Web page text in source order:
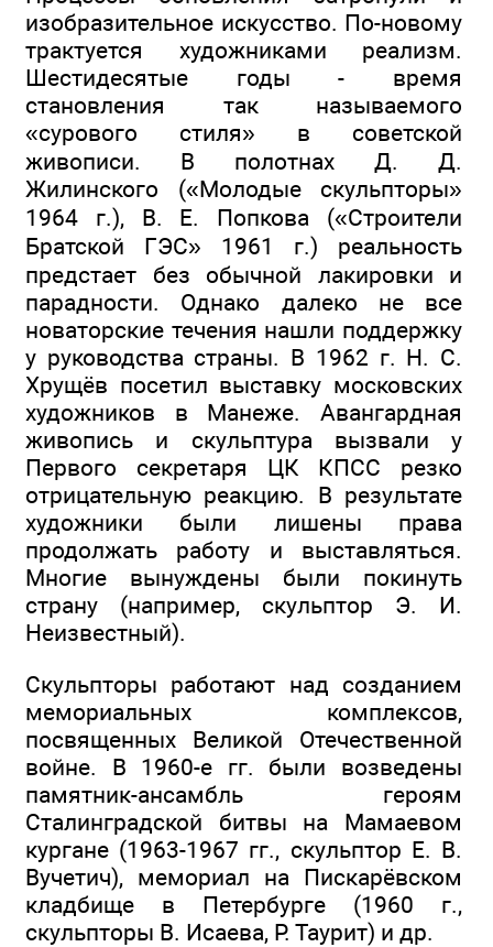
изобразительное искусство. По-новому
трактуется художниками реализм.
Шестидесятые годы - время
становления так называемого
«сурового стиля» в советской
живописи. В полотнах Д. Д.
Жилинского («Молодые скульпторы»
1964 г.), В. Е. Попкова («Строители
Братской ГЭС» 1961 г.) реальность
предстает без обычной лакировки и
парадности. Однако далеко не все
новаторские течения нашли поддержку
у руководства страны. В 1962 г. Н. С.
Хрущёв посетил выставку московских
художников в Манеже. Авангардная
живопись и скульптура вызвали у
Первого секретаря ЦК КПСС резко
отрицательную реакцию. В результате
художники были лишены права
продолжать работу и выставляться.
Многие вынуждены были покинуть
страну (например, скульптор Э. И.
Неизвестный).
Скульпторы работают над созданием
мемориальных комплексов,
посвященных Великой Отечественной
войне. В 1960-е гг. были возведены
памятник-ансамбль героям
Сталинградской битвы на Мамаевом
кургане (1963-1967 гг., скульптор Е. В.
Вучетич), мемориал на Пискарёвском
кладбище в Петербурге (1960 г.,
скульпторы В. Исаева, Р. Таурит) и др.